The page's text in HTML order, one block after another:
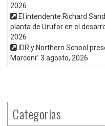
2026
El intendente Richard
planta de Urufor en el
2026
IDR y Northern School
Marconi” 3 agosto, 2026
Categorías